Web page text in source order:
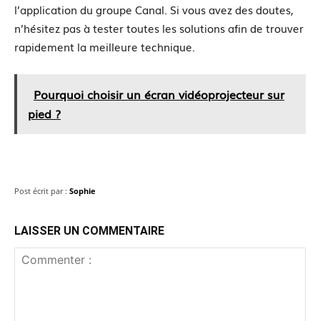
l’application du groupe Canal. Si vous avez des doutes,
n’hésitez pas à tester toutes les solutions afin de trouver
rapidement la meilleure technique.
Pourquoi choisir un écran vidéoprojecteur sur
pied ?
Post écrit par : Sophie
LAISSER UN COMMENTAIRE